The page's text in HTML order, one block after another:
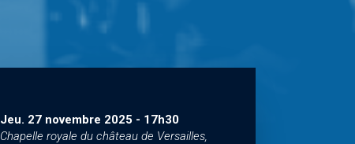
Jeu. 27 novembre 2025 - 17h30
Chapelle royale du château de Versailles,